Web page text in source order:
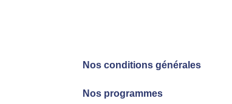
Nos conditions générales
Nos programmes